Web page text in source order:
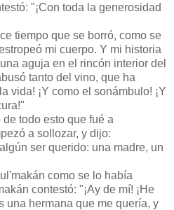
"¡Con toda la generosidad
tiempo que se borró, como se
mi cuerpo. Y mi historia
aguja en el rincón interior del
tanto del vino, que ha
vida! ¡Y como el sonámbulo! ¡Y
todo esto que fué a
a sollozar, y dijo:
ser querido: una madre, un
como se lo había
contestó: "¡Ay de mí! ¡He
una hermana que me quería, y